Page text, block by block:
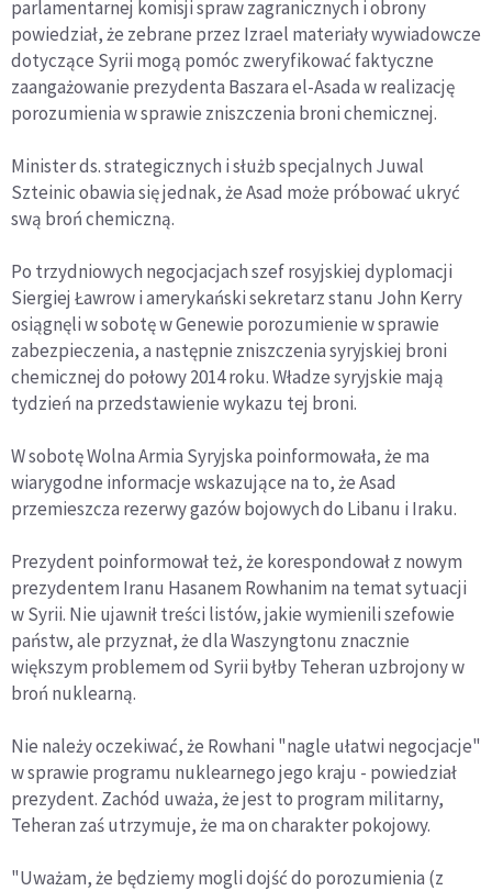
parlamentarnej komisji spraw zagranicznych i obrony
powiedział, że zebrane przez Izrael materiały wywiadowcze
dotyczące Syrii mogą pomóc zweryfikować faktyczne
zaangażowanie prezydenta Baszara el-Asada w realizację
porozumienia w sprawie zniszczenia broni chemicznej.
Minister ds. strategicznych i służb specjalnych Juwal
Szteinic obawia się jednak, że Asad może próbować ukryć
swą broń chemiczną.
Po trzydniowych negocjacjach szef rosyjskiej dyplomacji
Siergiej Ławrow i amerykański sekretarz stanu John Kerry
osiągnęli w sobotę w Genewie porozumienie w sprawie
zabezpieczenia, a następnie zniszczenia syryjskiej broni
chemicznej do połowy 2014 roku. Władze syryjskie mają
tydzień na przedstawienie wykazu tej broni.
W sobotę Wolna Armia Syryjska poinformowała, że ma
wiarygodne informacje wskazujące na to, że Asad
przemieszcza rezerwy gazów bojowych do Libanu i Iraku.
Prezydent poinformował też, że korespondował z nowym
prezydentem Iranu Hasanem Rowhanim na temat sytuacji
w Syrii. Nie ujawnił treści listów, jakie wymienili szefowie
państw, ale przyznał, że dla Waszyngtonu znacznie
większym problemem od Syrii byłby Teheran uzbrojony w
broń nuklearną.
Nie należy oczekiwać, że Rowhani "nagle ułatwi negocjacje"
w sprawie programu nuklearnego jego kraju - powiedział
prezydent. Zachód uważa, że jest to program militarny,
Teheran zaś utrzymuje, że ma on charakter pokojowy.
"Uważam, że będziemy mogli dojść do porozumienia (z